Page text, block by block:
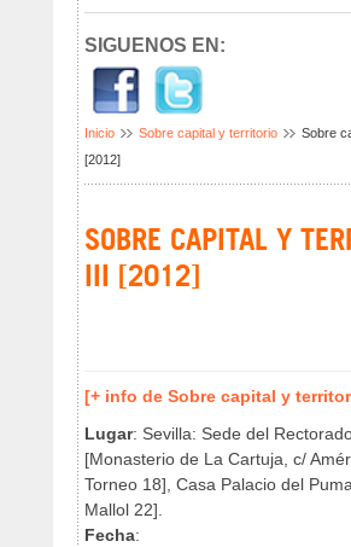
SIGUENOS EN:
Inicio Sobre capital y territorio
Sobre
[2012]
SOBRE CAPITAL Y
III [2012]
[+ info de Sobre capital y
Lugar: Sevilla: Sede del
[Monasterio de La Cartuja, c/
Torneo 18], Casa Palacio del
Mallol 22].
Fecha: